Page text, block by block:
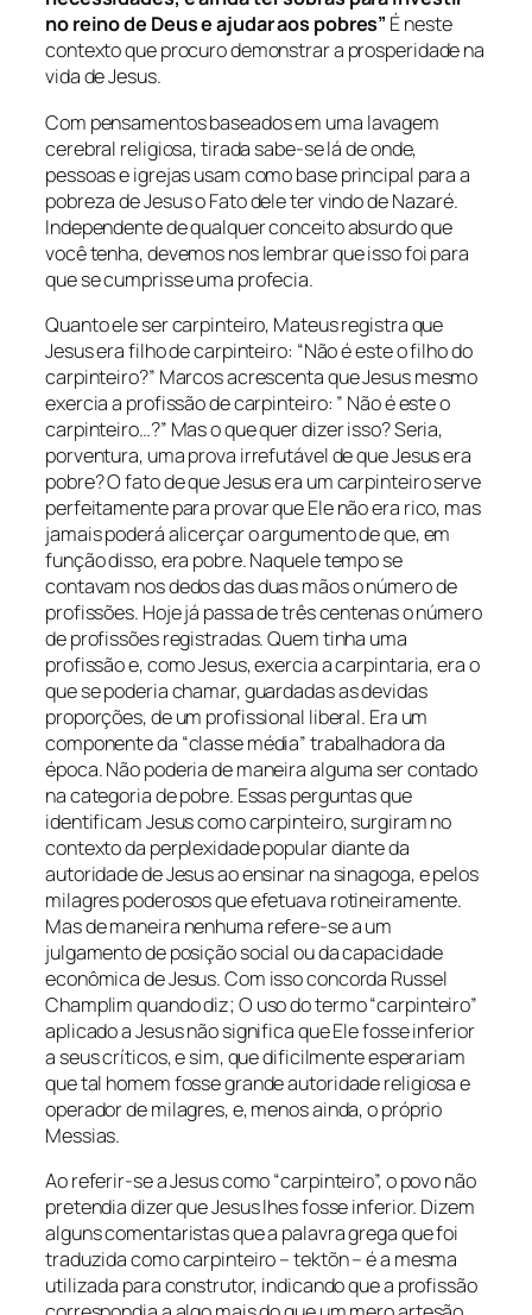
no reino de Deus e ajudar aos pobres” É neste
contexto que procuro demonstrar a prosperidade na
vida de Jesus.
Com pensamentos baseados em uma lavagem
cerebral religiosa, tirada sabe-se lá de onde,
pessoas e igrejas usam como base principal para a
pobreza de Jesus o Fato dele ter vindo de Nazaré.
Independente de qualquer conceito absurdo que
você tenha, devemos nos lembrar que isso foi para
que se cumprisse uma profecia.
Quanto ele ser carpinteiro, Mateus registra que
Jesus era filho de carpinteiro: “Não é este o filho do
carpinteiro?” Marcos acrescenta que Jesus mesmo
exercia a profissão de carpinteiro: ” Não é este o
carpinteiro…?” Mas o que quer dizer isso? Seria,
porventura, uma prova irrefutável de que Jesus era
pobre? O fato de que Jesus era um carpinteiro serve
perfeitamente para provar que Ele não era rico, mas
jamais poderá alicerçar o argumento de que, em
função disso, era pobre. Naquele tempo se
contavam nos dedos das duas mãos o número de
profissões. Hoje já passa de três centenas o número
de profissões registradas. Quem tinha uma
profissão e, como Jesus, exercia a carpintaria, era o
que se poderia chamar, guardadas as devidas
proporções, de um profissional liberal. Era um
componente da “classe média” trabalhadora da
época. Não poderia de maneira alguma ser contado
na categoria de pobre. Essas perguntas que
identificam Jesus como carpinteiro, surgiram no
contexto da perplexidade popular diante da
autoridade de Jesus ao ensinar na sinagoga, e pelos
milagres poderosos que efetuava rotineiramente.
Mas de maneira nenhuma refere-se a um
julgamento de posição social ou da capacidade
econômica de Jesus. Com isso concorda Russel
Champlim quando diz; O uso do termo “carpinteiro”
aplicado a Jesus não significa que Ele fosse inferior
a seus críticos, e sim, que dificilmente esperariam
que tal homem fosse grande autoridade religiosa e
operador de milagres, e, menos ainda, o próprio
Messias.
Ao referir-se a Jesus como “carpinteiro”, o povo não
pretendia dizer que Jesus lhes fosse inferior. Dizem
alguns comentaristas que a palavra grega que foi
traduzida como carpinteiro – tektõn – é a mesma
utilizada para construtor, indicando que a profissão